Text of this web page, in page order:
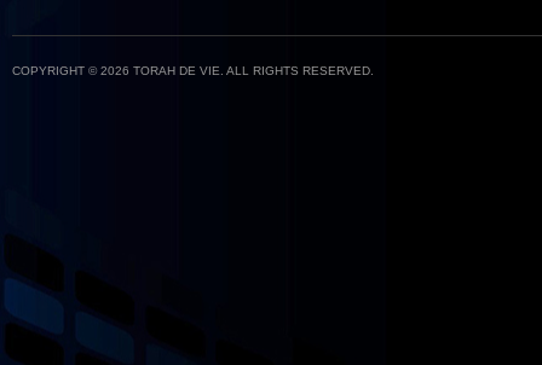
COPYRIGHT © 2026 TORAH DE VIE. ALL RIGHTS RESERVED.